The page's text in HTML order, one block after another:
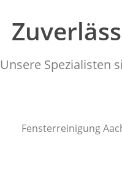
Unsere Spezialisten